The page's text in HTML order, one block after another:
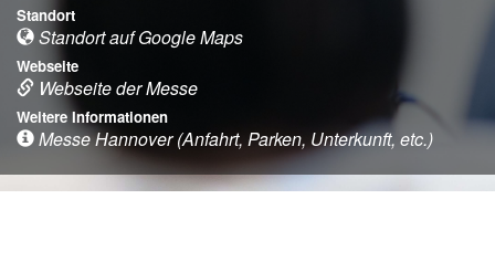
Standort
Standort auf Google Maps
Webseite
Webseite der Messe
Weitere Informationen
Messe Hannover (Anfahrt, Parken, Unterkunft, etc.)